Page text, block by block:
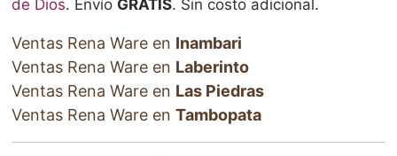
de Dios. Envío GRATIS. Sin costo adicional.
Ventas Rena Ware en Inambari
Ventas Rena Ware en Laberinto
Ventas Rena Ware en Las Piedras
Ventas Rena Ware en Tambopata